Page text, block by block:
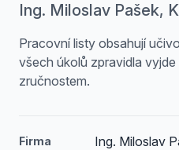
Ing. Miloslav Pašek,
Pracovní listy obsahují
všech úkolů zpravidla
zručnostem.
Firma Ing. Miloslav